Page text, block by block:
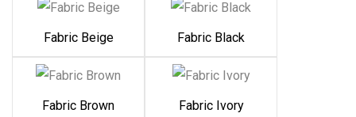
Fabric Beige Fabric Black
Fabric Brown Fabric Ivory